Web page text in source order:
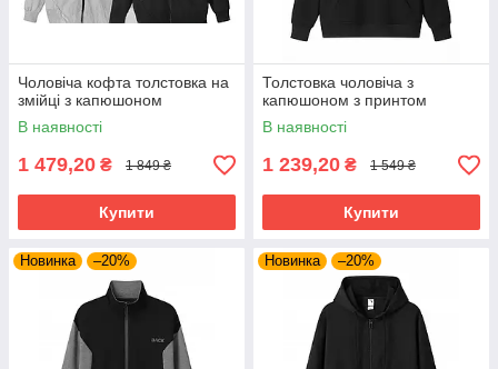
Чоловіча кофта толстовка на
змійці з капюшоном
В наявності
1 479,20 ₴ 1 849 ₴
Купити
Толстовка чоловіча з
капюшоном з принтом
В наявності
1 239,20 ₴ 1 549 ₴
Купити
Новинка –20% Новинка –20%